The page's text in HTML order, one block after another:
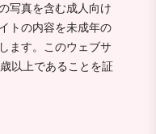
写真を含む成人向け
トの内容を未成年の
ます。このウェブサ
以上であることを証